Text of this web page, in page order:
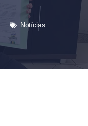
Notícias